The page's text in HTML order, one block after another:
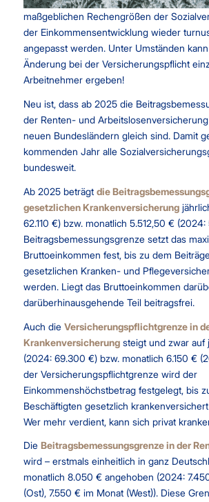
maßgeblichen Rechengrößen der
der Einkommensentwicklung wieder
angepasst werden. Unter Umständen
Änderung bei der Versicherungspflicht
Arbeitnehmer ergeben!
Neu ist, dass ab 2025 die
der Renten- und
neuen Bundesländern gleich sind. Damit
kommenden Jahr alle
bundesweit.
Ab 2025 beträgt die
gesetzlichen Krankenversicherung
62.110 €) bzw. monatlich 5.512,50 € (2024:
Beitragsbemessungsgrenze setzt das
Bruttoeinkommen fest, bis zu dem
gesetzlichen Kranken- und
werden. Liegt das Bruttoeinkommen
darüberhinausgehende Teil beitragsfrei.
Auch die Versicherungspflichtgrenze in
Krankenversicherungsteigt und zwar auf
(2024: 69.300 €) bzw. monatlich 6.150 €
der Versicherungspflichtgrenze wird der
Einkommenshöchstbetrag festgelegt, bis
Beschäftigten gesetzlich
Wer mehr verdient, kann sich privat
Die Beitragsbemessungsgrenze in der
wird – erstmals einheitlich in ganz
monatlich 8.050 € angehoben (2024:
(Ost), 7.550 € im Monat (West)). Diese